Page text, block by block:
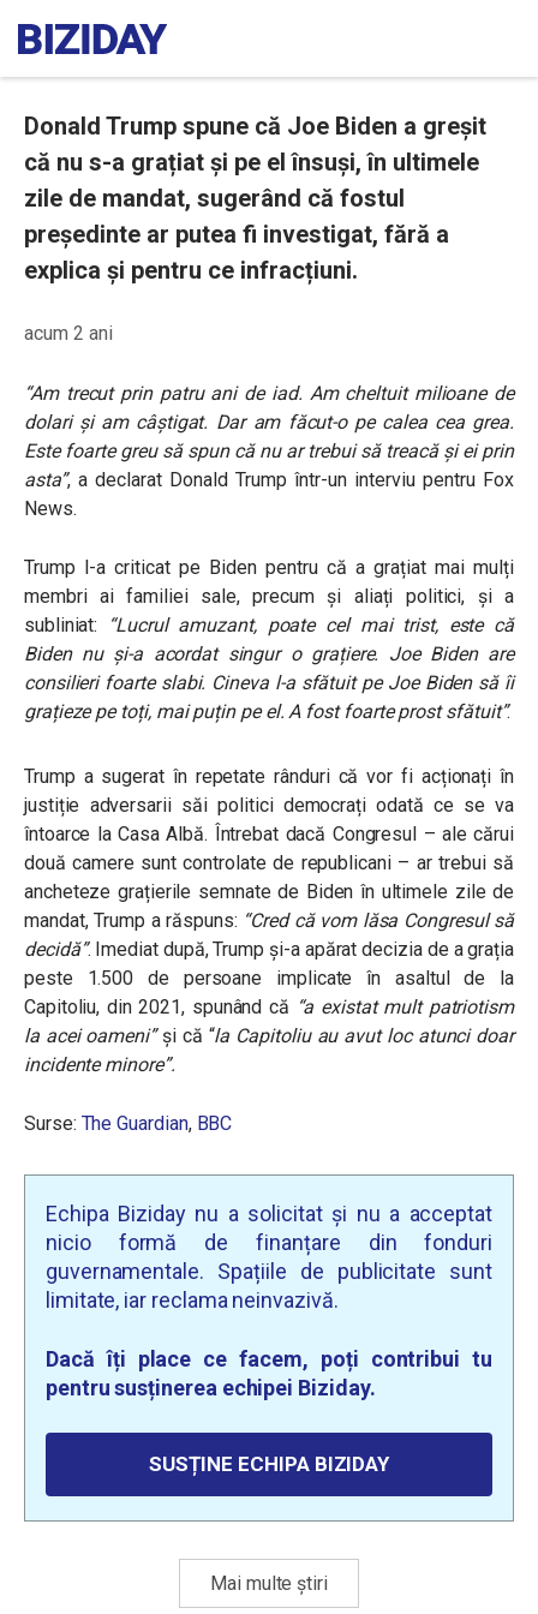
Donald Trump spune că Joe Biden a greșit
că nu s-a grațiat și pe el însuși, în ultimele
zile de mandat, sugerând că fostul
președinte ar putea fi investigat, fără a
explica și pentru ce infracțiuni.
acum 2 ani
“Am trecut prin patru ani de iad. Am cheltuit milioane de
dolari și am câștigat. Dar am făcut-o pe calea cea grea.
Este foarte greu să spun că nu ar trebui să treacă și ei prin
asta”, a declarat Donald Trump într-un interviu pentru Fox
News.
Trump l-a criticat pe Biden pentru că a grațiat mai mulți
membri ai familiei sale, precum și aliați politici, și a
subliniat:
“Lucrul amuzant, poate cel mai trist, este că
Biden nu și-a acordat singur o grațiere. Joe Biden are
consilieri foarte slabi. Cineva l-a sfătuit pe Joe Biden să îi
grațieze pe toți, mai puțin pe el. A fost foarte prost sfătuit”.
Trump a sugerat în repetate rânduri că vor fi acționați în
justiție adversarii săi politici democrați odată ce se va
întoarce la Casa Albă. Întrebat dacă Congresul – ale cărui
două camere sunt controlate de republicani – ar trebui să
ancheteze grațierile semnate de Biden în ultimele zile de
mandat, Trump a răspuns: “Cred că vom lăsa Congresul să
decidă”. Imediat după, Trump și-a apărat decizia de a grația
peste 1.500 de persoane implicate în asaltul de la
Capitoliu, din 2021, spunând că “a existat mult patriotism
la acei oameni”și că “la Capitoliu au avut loc atunci doar
incidente minore”.
Surse: The Guardian, BBC
Echipa Biziday nu a solicitat și nu a acceptat
nicio formă de finanțare din fonduri
guvernamentale. Spațiile de publicitate sunt
limitate, iar reclama neinvazivă.
Dacă îți place ce facem, poți contribui tu
pentru susținerea echipei Biziday.
SUSȚINE ECHIPA BIZIDAY
Mai multe știri